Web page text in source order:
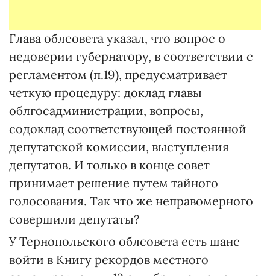
Глава облсовета указал, что вопрос о
недоверии губернатору, в соответствии с
регламентом (п.19), предусматривает
четкую процедуру: доклад главы
облгосадминистрации, вопросы,
содоклад соответствующей постоянной
депутатской комиссии, выступления
депутатов. И только в конце совет
принимает решение путем тайного
голосования. Так что же неправомерного
совершили депутаты?
У Тернопольского облсовета есть шанс
войти в Книгу рекордов местного